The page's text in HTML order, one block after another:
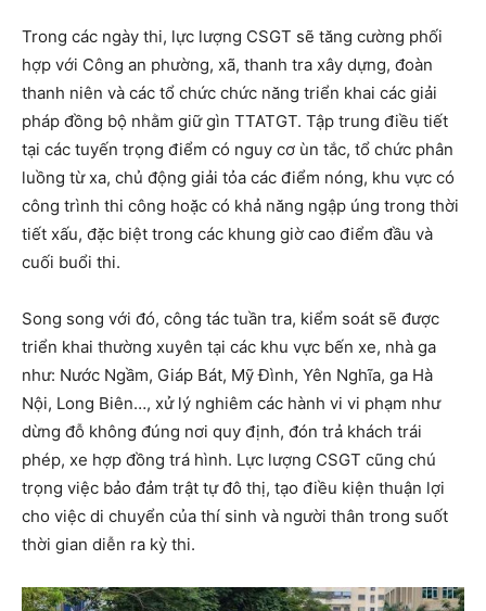
Trong các ngày thi, lực lượng CSGT sẽ tăng cường phối
hợp với Công an phường, xã, thanh tra xây dựng, đoàn
thanh niên và các tổ chức chức năng triển khai các giải
pháp đồng bộ nhằm giữ gìn TTATGT. Tập trung điều tiết
tại các tuyến trọng điểm có nguy cơ ùn tắc, tổ chức phân
luồng từ xa, chủ động giải tỏa các điểm nóng, khu vực có
công trình thi công hoặc có khả năng ngập úng trong thời
tiết xấu, đặc biệt trong các khung giờ cao điểm đầu và
cuối buổi thi.
Song song với đó, công tác tuần tra, kiểm soát sẽ được
triển khai thường xuyên tại các khu vực bến xe, nhà ga
như: Nước Ngầm, Giáp Bát, Mỹ Đình, Yên Nghĩa, ga Hà
Nội, Long Biên…, xử lý nghiêm các hành vi vi phạm như
dừng đỗ không đúng nơi quy định, đón trả khách trái
phép, xe hợp đồng trá hình. Lực lượng CSGT cũng chú
trọng việc bảo đảm trật tự đô thị, tạo điều kiện thuận lợi
cho việc di chuyển của thí sinh và người thân trong suốt
thời gian diễn ra kỳ thi.